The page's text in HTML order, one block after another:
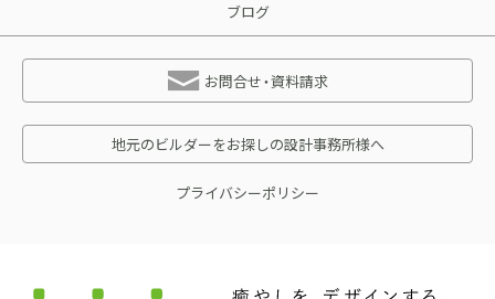
ブログ
お問合せ・資料請求
地元のビルダーをお探しの設計事務所様へ
プライバシーポリシー